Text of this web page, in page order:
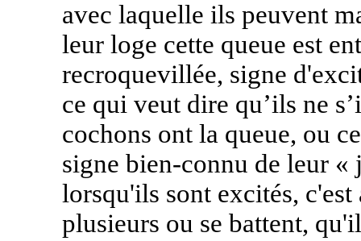
avec laquelle ils peuvent
leur loge cette queue est
recroquevillée, signe
ce qui veut dire qu’ils ne
cochons ont la queue, ou
signe bien-connu de leur «
lorsqu'ils sont excités,
plusieurs ou se battent,